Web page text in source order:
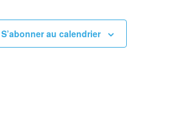
S’abonner au calendrier